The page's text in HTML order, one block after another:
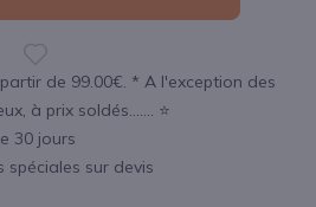
de 99.00€. * A l'exception des
à prix soldés....... ⭐
30 jours
spéciales sur devis